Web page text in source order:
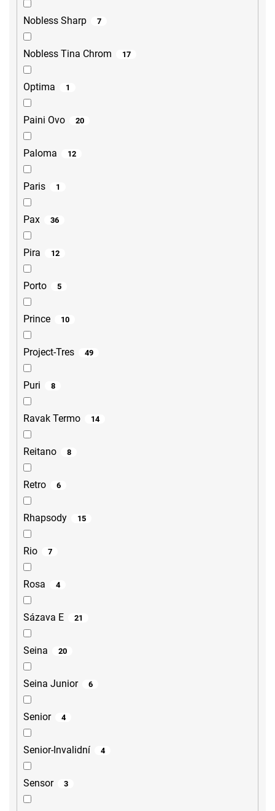
Nobless Sharp 7
Nobless Tina Chrom 17
Optima 1
Paini Ovo 20
Paloma 12
Paris 1
Pax 36
Pira 12
Porto 5
Prince 10
Project-Tres 49
Puri 8
Ravak Termo 14
Reitano 8
Retro 6
Rhapsody 15
Rio 7
Rosa 4
Sázava E 21
Seina 20
Seina Junior 6
Senior 4
Senior-Invalidní 4
Sensor 3